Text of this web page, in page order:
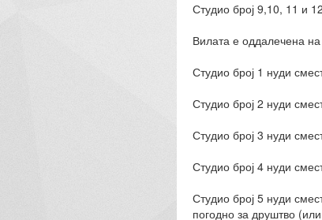
Студио број 9,10, 11 и
Вилата е оддалечена
Студио број 1 нуди
Студио број 2 нуди
Студио број 3 нуди
Студио број 4 нуди
Студио број 5 нуди
погодно за друштво